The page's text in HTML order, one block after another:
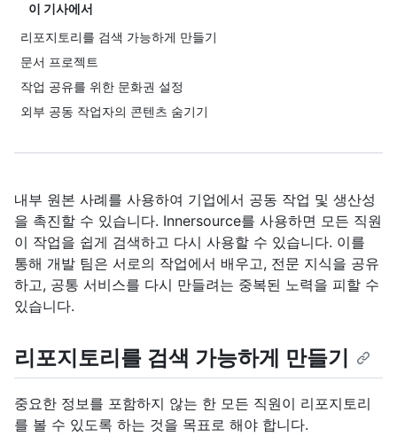
이 기사에서
리포지토리를 검색 가능하게 만들기
문서 프로젝트
작업 공유를 위한 문화권 설정
외부 공동 작업자의 콘텐츠 숨기기
내부 원본 사례를 사용하여 기업에서 공동 작업 및 생산성
을 촉진할 수 있습니다. Innersource를 사용하면 모든 직원
이 작업을 쉽게 검색하고 다시 사용할 수 있습니다. 이를
통해 개발 팀은 서로의 작업에서 배우고, 전문 지식을 공유
하고, 공통 서비스를 다시 만들려는 중복된 노력을 피할 수
있습니다.
리포지토리를 검색 가능하게 만들기
중요한 정보를 포함하지 않는 한 모든 직원이 리포지토리
를 볼 수 있도록 하는 것을 목표로 해야 합니다.